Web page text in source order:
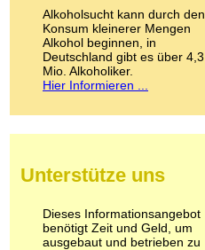
LSD
Marihuana
Medikamente
Meskalin
Metamphetamin
Methadon
Pilze
Psychopharmaka
Schlafmittel
Schmerzmittel
Alkoholsucht kann durch den
Konsum kleinerer Mengen
Alkohol beginnen, in
Deutschland gibt es über 4,3
Mio. Alkoholiker.
Hier Informieren ...
Unterstütze uns
Dieses Informationsangebot
benötigt Zeit und Geld, um
ausgebaut und betrieben zu